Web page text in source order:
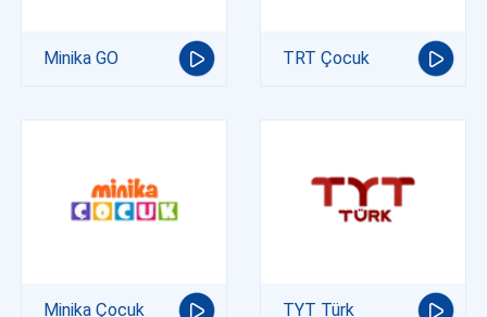
Minika GO TRT Çocuk
Minika Çocuk TYT Türk